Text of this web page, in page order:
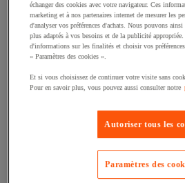
Balance industrielle
Compteur et compteur-métreur
Dynamomètre
Équipement optique
Instrument de mesure de laboratoire
Mesure de la vitesse
Mesure d'électricité
Mesure du temps
Mesureur et détecteur d'épaisseur
Thermomètre et thermohygromètre
échanger des cookies avec votre navigateur. Ces
marketing et à nos partenaires internet de mesurer les
d'analyser vos préférences d'achats. Nous pouvons
plus adaptés à vos besoins et de la publicité
d'informations sur les finalités et choisir vos
« Paramètres des cookies ».
Et si vous choisissez de continuer votre visite sans
Pour en savoir plus, vous pouvez aussi consulter notre
Autoriser tous les
Paramètres des